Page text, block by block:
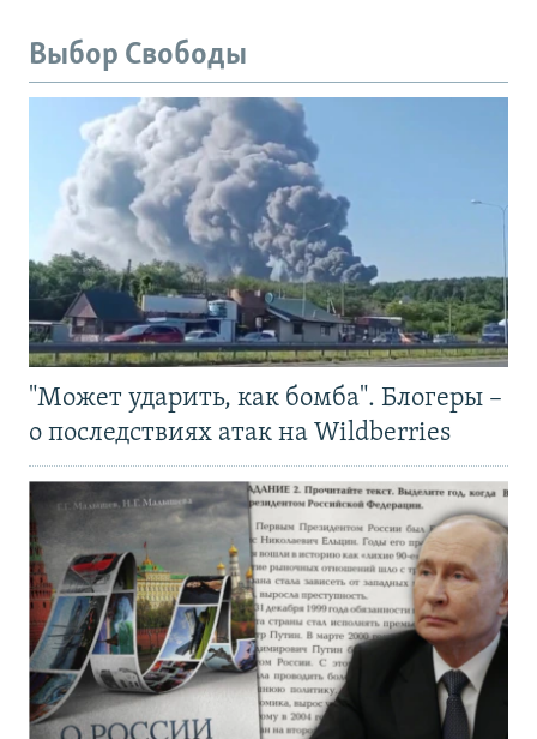
Выбор Свободы
"Может ударить, как бомба". Блогеры –
о последствиях атак на Wildberries